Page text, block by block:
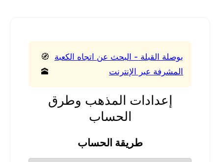
بوصلة القبلة - البحث عن اتجاه الكعبة
المشرفة عبر الإنترنت
🧭
🕋
إعدادات المذهب وطرق
الحساب
طريقة الحساب